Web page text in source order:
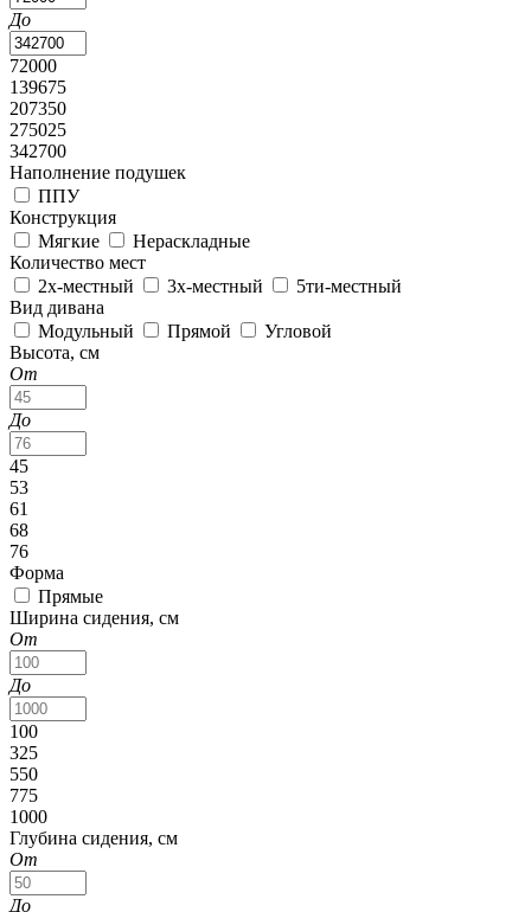
До
72000
139675
207350
275025
342700
Наполнение подушек
ППУ
Конструкция
Мягкие
Нераскладные
Количество мест
2х-местный
3х-местный
5ти-местный
Вид дивана
Модульный
Прямой
Угловой
Высота, см
От
До
45
53
61
68
76
Форма
Прямые
Ширина сидения, см
От
До
100
325
550
775
1000
Глубина сидения, см
От
До